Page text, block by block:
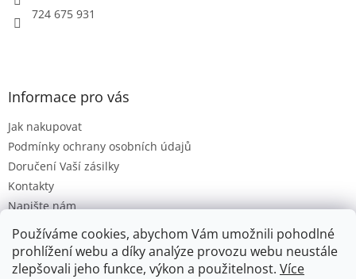
Používáme cookies, abychom Vám umožnili pohodlné
prohlížení webu a díky analýze provozu webu neustále
zlepšovali jeho funkce, výkon a použitelnost. Více
724 675 931
Informace pro vás
Jak nakupovat
Podmínky ochrany osobních údajů
Doručení Vaší zásilky
Kontakty
Napište nám
Hodnocení obchodu
Moje objednávka